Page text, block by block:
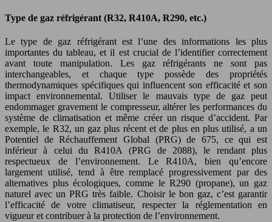
Type de gaz réfrigérant (R32, R410A, R290, etc.)
Le type de gaz réfrigérant est l’une des informations les plus
importantes du tableau, et il est crucial de l’identifier correctement
avant toute manipulation. Les gaz réfrigérants ne sont pas
interchangeables, et chaque type possède des propriétés
thermodynamiques spécifiques qui influencent son efficacité et son
impact environnemental. Utiliser le mauvais type de gaz peut
endommager gravement le compresseur, altérer les performances du
système de climatisation et même créer un risque d’accident. Par
exemple, le R32, un gaz plus récent et de plus en plus utilisé, a un
Potentiel de Réchauffement Global (PRG) de 675, ce qui est
inférieur à celui du R410A (PRG de 2088), le rendant plus
respectueux de l’environnement. Le R410A, bien qu’encore
largement utilisé, tend à être remplacé progressivement par des
alternatives plus écologiques, comme le R290 (propane), un gaz
naturel avec un PRG très faible. Choisir le bon gaz, c’est garantir
l’efficacité de votre climatiseur, respecter la réglementation en
vigueur et contribuer à la protection de l’environnement.